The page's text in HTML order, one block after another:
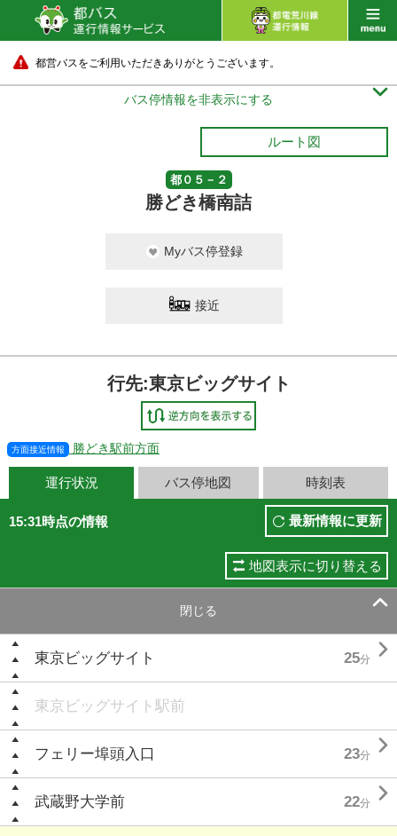
都営バスをご利用いただきありがとうございます。
バス停情報を非表示にする 
ルート図
都０５－２
勝どき橋南詰
Myバス停登録
接近
行先:東京ビッグサイト
方面接近情報 勝どき駅前方面
運行状況 バス停地図 時刻表
15:31時点の情報 最新情報に更新
地図表示に切り替える
閉じる 
東京ビッグサイト 25分 
東京ビッグサイト駅前
フェリー埠頭入口 23分 
武蔵野大学前 22分 